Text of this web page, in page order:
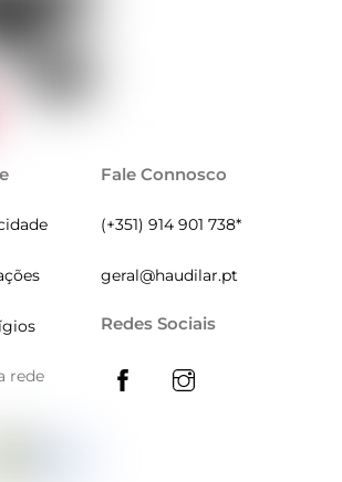
rede
Fale Connosco
(+351) 914 901 738*
geral@haudilar.pt
Redes Sociais